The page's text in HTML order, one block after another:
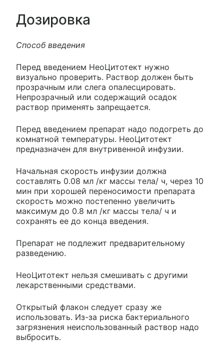
Дозировка
Способ введения
Перед введением НеоЦитотект нужно
визуально проверить. Раствор должен быть
прозрачным или слега опалесцировать.
Непрозрачный или содержащий осадок
раствор применять запрещается.
Перед введением препарат надо подогреть до
комнатной температуры. НеоЦитотект
предназначен для внутривенной инфузии.
Начальная скорость инфузии должна
составлять 0.08 мл /кг массы тела/ ч, через 10
мин при хорошей переносимости препарата
скорость можно постепенно увеличить
максимум до 0.8 мл /кг массы тела/ ч и
сохранять ее до конца введения.
Препарат не подлежит предварительному
разведению.
НеоЦитотект нельзя смешивать с другими
лекарственными средствами.
Открытый флакон следует сразу же
использовать. Из-за риска бактериального
загрязнения неиспользованный раствор надо
выбросить.